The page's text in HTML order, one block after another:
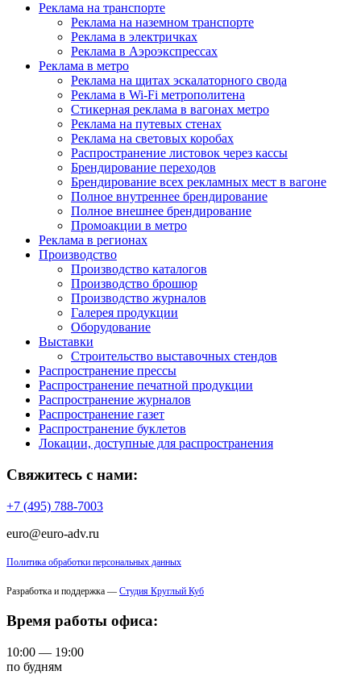
Реклама на транспорте
Реклама на наземном транспорте
Реклама в электричках
Реклама в Аэроэкспрессах
Реклама в метро
Реклама на щитах эскалаторного свода
Реклама в Wi-Fi метрополитена
Стикерная реклама в вагонах метро
Реклама на путевых стенах
Реклама на световых коробах
Распространение листовок через кассы
Брендирование переходов
Брендирование всех рекламных мест в вагоне
Полное внутреннее брендирование
Полное внешнее брендирование
Промоакции в метро
Реклама в регионах
Производство
Производство каталогов
Производство брошюр
Производство журналов
Галерея продукции
Оборудование
Выставки
Строительство выставочных стендов
Распространение прессы
Распространение печатной продукции
Распространение журналов
Распространение газет
Распространение буклетов
Локации, доступные для распространения
Свяжитесь с нами:
+7 (495) 788-7003
euro@euro-adv.ru
Политика обработки персональных данных
Разработка и поддержка — Студия Круглый Куб
Время работы офиса:
10:00 — 19:00
по будням